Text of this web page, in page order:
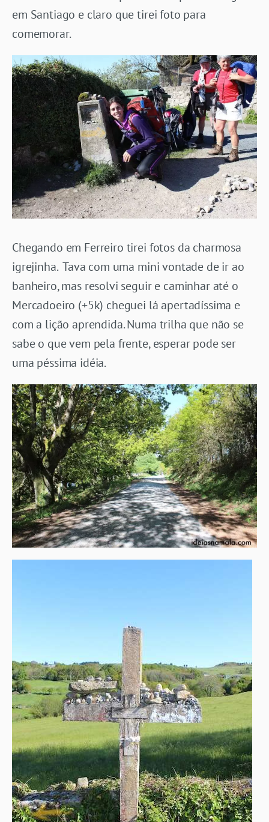
em Santiago e claro que tirei foto para
comemorar.
Chegando em Ferreiro tirei fotos da charmosa
igrejinha. Tava com uma mini vontade de ir ao
banheiro, mas resolvi seguir e caminhar até o
Mercadoeiro (+5k) cheguei lá apertadíssima e
com a lição aprendida. Numa trilha que não se
sabe o que vem pela frente, esperar pode ser
uma péssima idéia.